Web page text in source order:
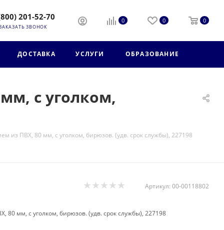
201-52-70
ЗВОНОК
0 0 0
ДОСТАВКА УСЛУГИ ОБРАЗОВАНИЕ
с уголком,
из ПВХ, 80 мм, с уголком, бирюзов. (удв. срок службы), 227198
Артикул: 00-00118802
80 мм, с уголком, бирюзов. (удв. срок службы), 227198